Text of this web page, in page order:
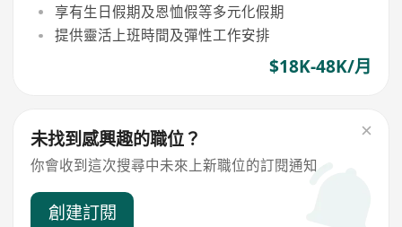
享有生日假期及恩恤假等多元化假期
提供靈活上班時間及彈性工作安排
$18K-48K/月
未找到感興趣的職位？
你會收到這次搜尋中未來上新職位的訂閱通知
創建訂閱